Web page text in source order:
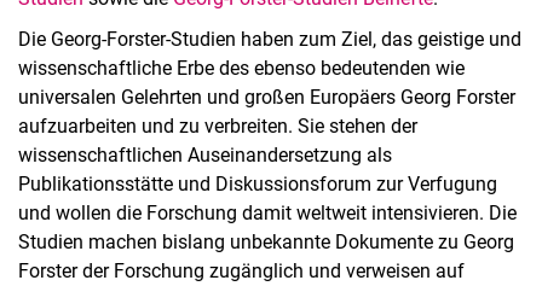
Die Georg-Forster-Studien haben zum Ziel, das geistige und
wissenschaftliche Erbe des ebenso bedeutenden wie
universalen Gelehrten und großen Europäers Georg Forster
aufzuarbeiten und zu verbreiten. Sie stehen der
wissenschaftlichen Auseinandersetzung als
Publikationsstätte und Diskussionsforum zur Verfugung
und wollen die Forschung damit weltweit intensivieren. Die
Studien machen bislang unbekannte Dokumente zu Georg
Forster der Forschung zugänglich und verweisen auf